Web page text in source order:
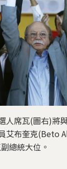
人席瓦(圖右)將
艾布奎克(Beto
總統大位。